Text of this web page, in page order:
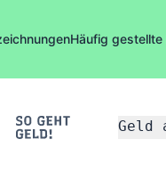
Häufig gestellte
Geld